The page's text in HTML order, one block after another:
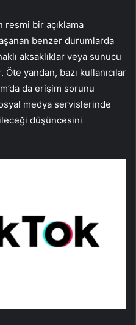
bir açıklama
benzer durumlarda
aksaklıklar veya sunucu
yandan, bazı kullanıcılar
da erişim sorunu
medya servislerinde
düşüncesini